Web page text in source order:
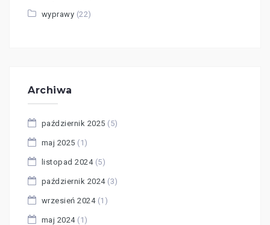
wyprawy (22)
Archiwa
październik 2025 (5)
maj 2025 (1)
listopad 2024(5)
październik 2024(3)
wrzesień 2024(1)
maj 2024(1)